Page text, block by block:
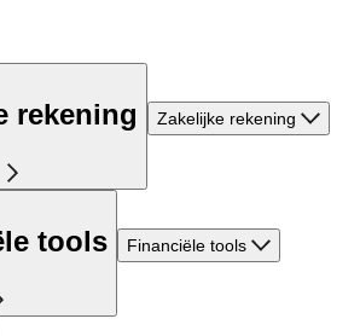
rekening Zakelijke rekening
tools Financiële tools